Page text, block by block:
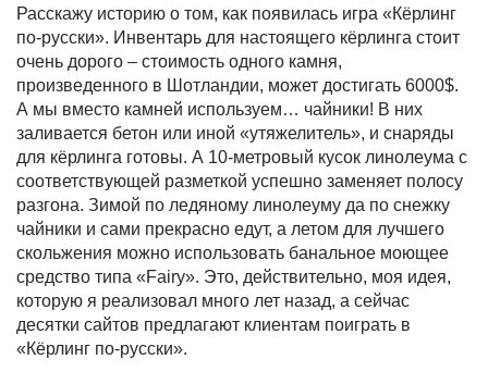
Расскажу историю о том, как появилась игра «Кёрлинг
по-русски». Инвентарь для настоящего кёрлинга стоит
очень дорого – стоимость одного камня,
произведенного в Шотландии, может достигать 6000$.
А мы вместо камней используем… чайники! В них
заливается бетон или иной «утяжелитель», и снаряды
для кёрлинга готовы. А 10-метровый кусок линолеума с
соответствующей разметкой успешно заменяет полосу
разгона. Зимой по ледяному линолеуму да по снежку
чайники и сами прекрасно едут, а летом для лучшего
скольжения можно использовать банальное моющее
средство типа «Fairy». Это, действительно, моя идея,
которую я реализовал много лет назад, а сейчас
десятки сайтов предлагают клиентам поиграть в
«Кёрлинг по-русски».